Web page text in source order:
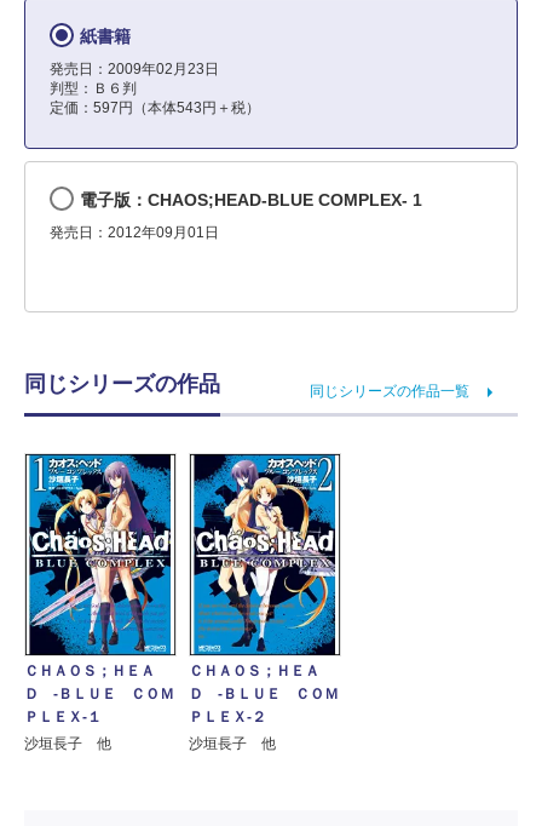
紙書籍
発売日：2009年02月23日
判型：Ｂ６判
定価：597円（本体543円＋税）
電子版：CHAOS;HEAD-BLUE COMPLEX- 1
発売日：2012年09月01日
同じシリーズの作品 同じシリーズの作品一覧
ＣＨＡＯＳ；ＨＥＡ
Ｄ ‐ＢＬＵＥ ＣＯＭ
ＰＬＥＸ‐１
沙垣長子 他
ＣＨＡＯＳ；ＨＥＡ
Ｄ ‐ＢＬＵＥ ＣＯＭ
ＰＬＥＸ‐２
沙垣長子 他